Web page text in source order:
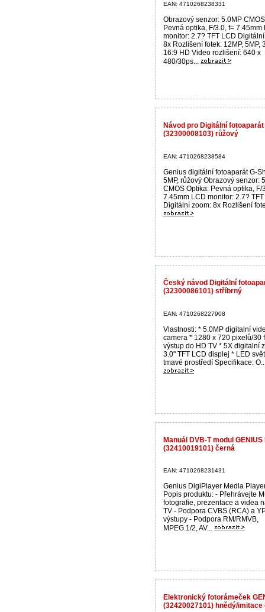
EAN: 4710268238331
Obrazový senzor: 5.0MP
Pevná optika, F/3.0, f= 7.45mm
monitor: 2.7? TFT LCD
8x Rozlišení fotek: 12MP, 5MP,
16:9 HD Video rozlišení: 640 x
480/30ps...
Návod pro Digitální fotoaparát
(32300008103) růžový
EAN: 4710268238584
Genius digitální fotoaparát G-
5MP, růžový Obrazový senzor:
CMOS Optika: Pevná optika, F/
7.45mm LCD monitor: 2.7?
Digitální zoom: 8x Rozlišení
Český návod Digitální
(32300086101) stříbrný
EAN: 4710268227908
Vlastnosti: * 5.0MP digitalní
camera * 1280 x 720 pixelů/30
výstup do HD TV * 5X digitalní
3.0" TFT LCD displej * LED
tmavé prostředí Specifikace:
Manuál DVB-T modul
(32410019101) černá
EAN: 4710268231431
Genius DigiPlayer Media
Popis produktu: - Přehrávejte
fotografie, prezentace a videa
TV - Podpora CVBS (RCA) a
výstupy - Podpora RM/RMVB,
MPEG.1/2, AV...
Elektronický fotorámeček
(32420027101) hnědý/